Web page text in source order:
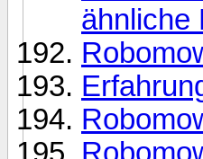
ähnliche